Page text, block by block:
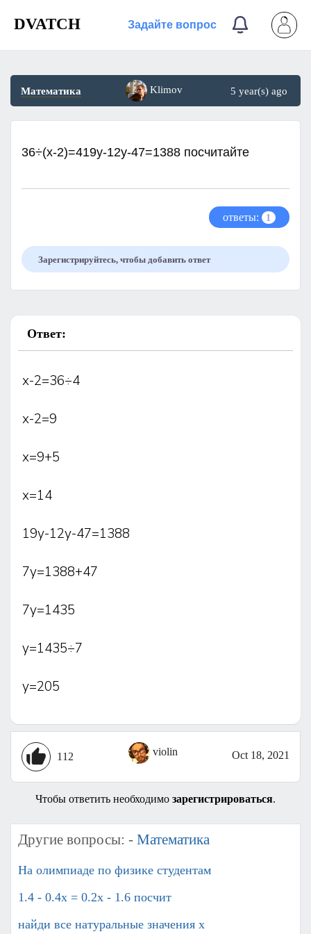
DVATCH Задайте вопрос
Математика Klimov 5 year(s) ago
36÷(x-2)=419y-12y-47=1388 посчитайте
ответы: 1
Зарегистрируйтесь, чтобы добавить ответ
Ответ:
х-2=36÷4
х-2=9
х=9+5
х=14
19у-12у-47=1388
7у=1388+47
7у=1435
у=1435÷7
у=205
112 violin Oct 18, 2021
Чтобы ответить необходимо зарегистрироваться.
Другие вопросы: - Математика
На олимпиаде по физике студентам
1.4 - 0.4x = 0.2x - 1.6 посчит
найди все натуральные значения x